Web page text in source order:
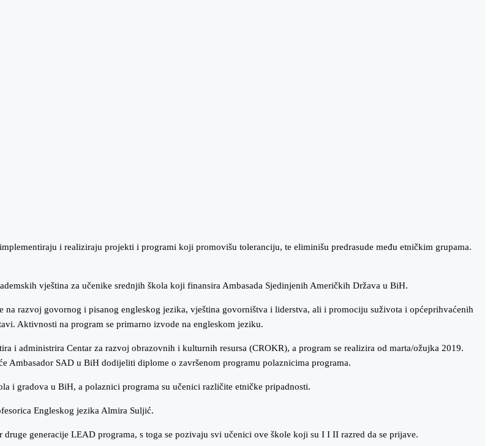
i realiziraju projekti i programi koji promovišu toleranciju, te eliminišu predrasude među etničkim grupama.
vještina za učenike srednjih škola koji finansira Ambasada Sjedinjenih Američkih Država u BiH.
razvoj govornog i pisanog engleskog jezika, vještina govorništva i liderstva, ali i promociju suživota i općeprihvaćenih
Aktivnosti na program se primarno izvode na engleskom jeziku.
i administrira Centar za razvoj obrazovnih i kulturnih resursa (CROKR), a program se realizira od marta/ožujka 2019.
Ambasador SAD u BiH dodijeliti diplome o završenom programu polaznicima programa.
i gradova u BiH, a polaznici programa su učenici različite etničke pripadnosti.
Engleskog jezika Almira Suljić.
generacije LEAD programa, s toga se pozivaju svi učenici ove škole koji su I I II razred da se prijave.